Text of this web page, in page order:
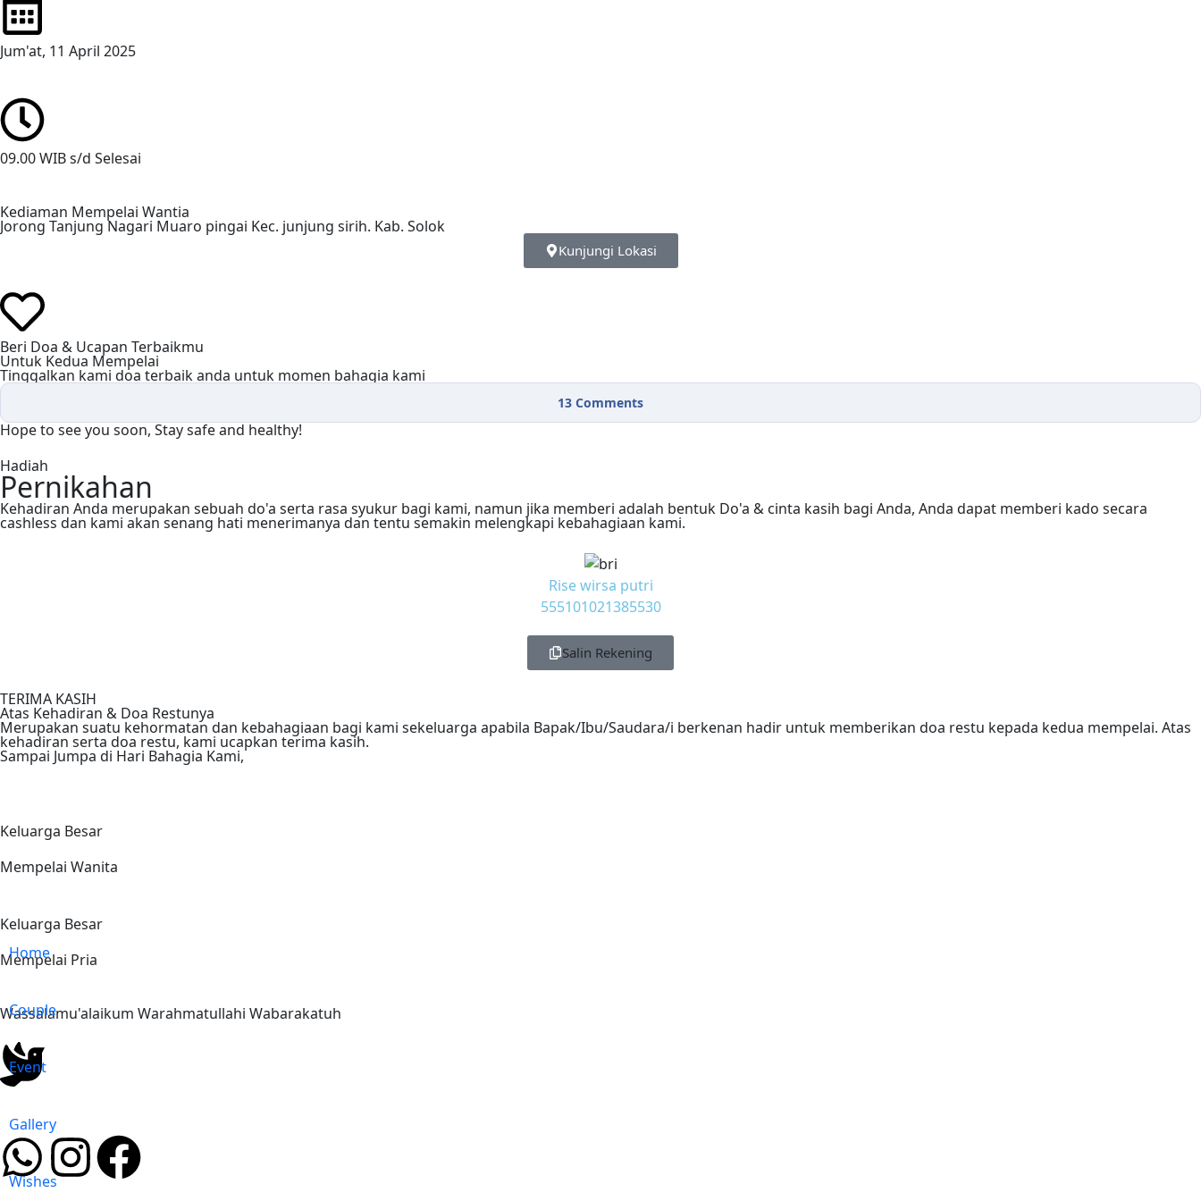
Jum'at, 11 April 2025
09.00 WIB s/d Selesai
Kunjungi Lokasi
Beri Doa & Ucapan Terbaikmu
Untuk Kedua Mempelai
Tinggalkan kami doa terbaik anda untuk momen bahagia kami
13 Comments
Hope to see you soon, Stay safe and healthy!
Rise wirsa putri
555101021385530
Salin Rekening
TERIMA KASIH
Atas Kehadiran & Doa Restunya
Merupakan suatu kehormatan dan kebahagiaan bagi kami sekeluarga apabila Bapak/Ibu/Saudara/i berkenan hadir untuk memberikan doa restu kepada kedua mempelai. Atas
kehadiran serta doa restu, kami ucapkan terima kasih.
Sampai Jumpa di Hari Bahagia Kami,
Keluarga Besar
Mempelai Wanita
Keluarga Besar
Mempelai Pria
Wassalamu'alaikum Warahmatullahi Wabarakatuh
Home
Couple
Event
Gallery
Wishes